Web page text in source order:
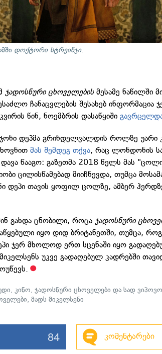
დოქტორი სტრეინჯი.
ჯადოსნური ცხოველებისმესამე ნაწილში
ჩანაცვლების შესახებ ინფორმაცია
წინ, ნოემბრის დასაწყიში
დეპმა გრინდელვალდის როლზე უარი
მას შემდეგ თქვა, რაც ლონდონის
წააგო: გაზეთმა 2018 წელს მას
ცილისწამებად მიიჩნევდა, თუმცა
დეპი თავის ყოფილ ცოლზე, ამბერ
გახდა ცნობილი, როცაჯადოსნური
იყო დიდ ბრიტანეთში, თუმცა,
ჯერ მხოლოდ ერთ სცენაში იყო
უკვე გადაღებულ კადრებში
,კინო,ჯადოსნური ცხოველები და სად
,მადს მიკელსენი
84 კომენტარები